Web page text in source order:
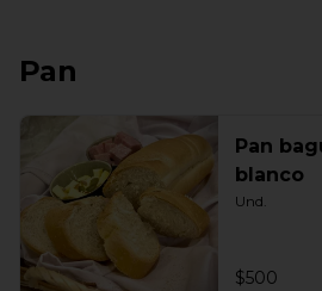
Pan
Pan
blanco
Und.
$500